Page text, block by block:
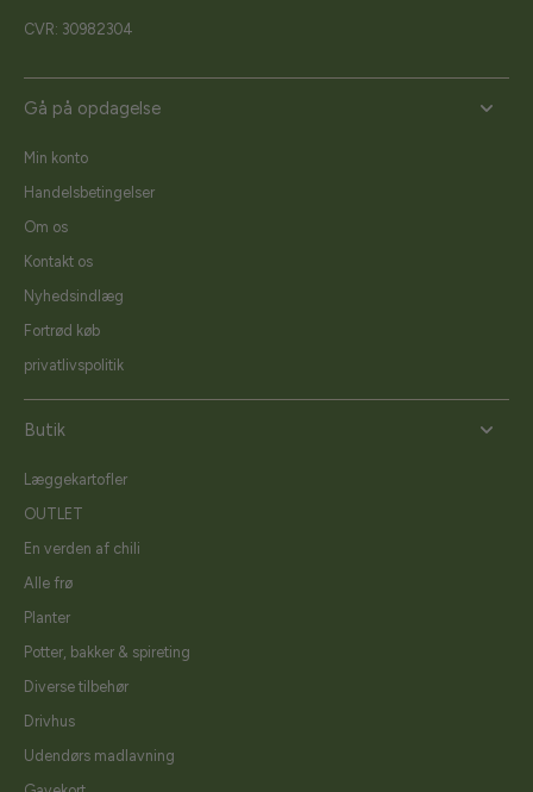
CVR: 30982304
Gå på opdagelse
Min konto
Handelsbetingelser
Om os
Kontakt os
Nyhedsindlæg
Fortrød køb
privatlivspolitik
Butik
Læggekartofler
OUTLET
En verden af chili
Alle frø
Planter
Potter, bakker & spireting
Diverse tilbehør
Drivhus
Udendørs madlavning